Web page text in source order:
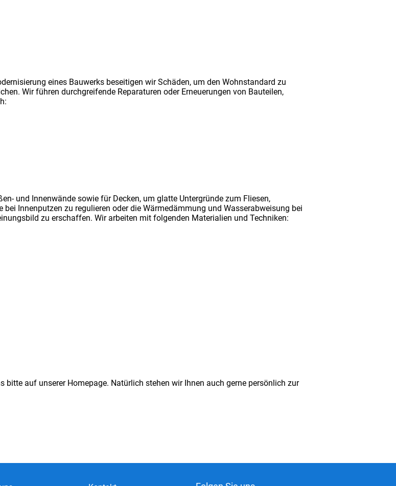
eines Bauwerks beseitigen wir Schäden, um den Wohnstandard zu
Wir führen durchgreifende Reparaturen oder Erneuerungen von Bauteilen,
und Innenwände sowie für Decken, um glatte Untergründe zum Fliesen,
Innenputzen zu regulieren oder die Wärmedämmung und Wasserabweisung bei
zu erschaffen. Wir arbeiten mit folgenden Materialien und Techniken:
auf unserer Homepage. Natürlich stehen wir Ihnen auch gerne persönlich zur